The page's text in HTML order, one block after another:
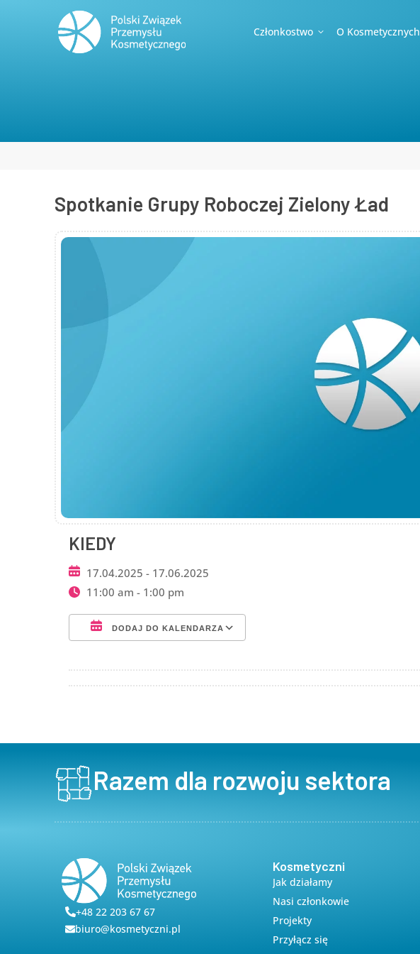
Członkostwo O Kosmetycznych
Spotkanie Grupy Roboczej Zielony Ład
KIEDY
17.04.2025 - 17.06.2025
11:00 am - 1:00 pm
DODAJ DO KALENDARZA
Razem dla rozwoju sektora
+48 22 203 67 67
biuro@kosmetyczni.pl
Kosmetyczni
Jak działamy
Nasi członkowie
Projekty
Przyłącz się